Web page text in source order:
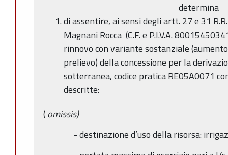
determina
di assentire, ai sensi degli artt. 27 e 31
Magnani Rocca (C.F. e P.I.V.A.
rinnovo con variante sostanziale
prelievo) della concessione per la
sotterranea, codice pratica RE05A0071
descritte:
(omissis)
- destinazione d’uso della risorsa: